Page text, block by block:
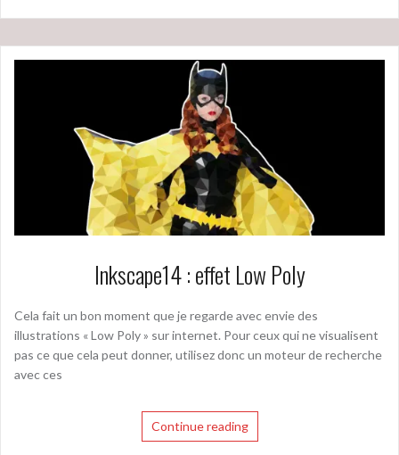
Inkscape14 : effet Low Poly
Cela fait un bon moment que je regarde avec envie des
illustrations « Low Poly » sur internet. Pour ceux qui ne visualisent
pas ce que cela peut donner, utilisez donc un moteur de recherche
avec ces
Continue reading